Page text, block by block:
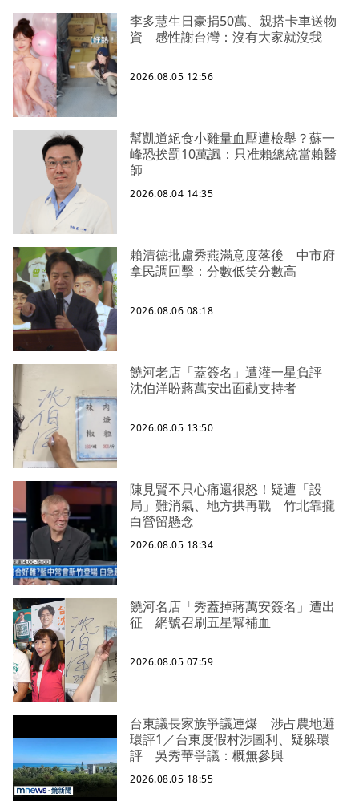
李多慧生日豪捐50萬、親搭卡車送物
資 感性謝台灣：沒有大家就沒我
2026.08.05 12:56
幫凱道絕食小雞量血壓遭檢舉？蘇一
峰恐挨罰10萬諷：只准賴總統當賴醫
師
2026.08.04 14:35
賴清德批盧秀燕滿意度落後 中市府
拿民調回擊：分數低笑分數高
2026.08.06 08:18
饒河老店「蓋簽名」遭灌一星負評
沈伯洋盼蔣萬安出面勸支持者
2026.08.05 13:50
陳見賢不只心痛還很怒！疑遭「設
局」難消氣、地方拱再戰 竹北靠攏
白營留懸念
2026.08.05 18:34
饒河名店「秀蓋掉蔣萬安簽名」遭出
征 網號召刷五星幫補血
2026.08.05 07:59
台東議長家族爭議連爆 涉占農地避
環評1／台東度假村涉圖利、疑躲環
評 吳秀華爭議：概無參與
2026.08.05 18:55